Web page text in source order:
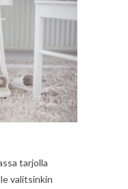
tarjolla
valitsinkin